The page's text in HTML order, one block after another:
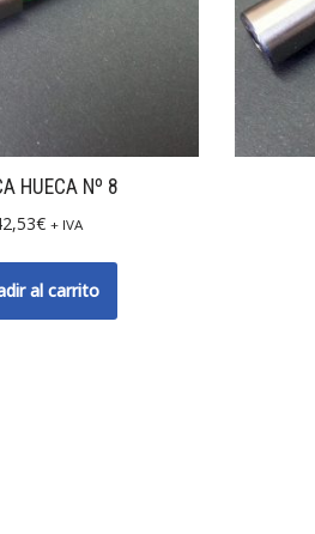
HUECA Nº 8
€ + IVA
al carrito